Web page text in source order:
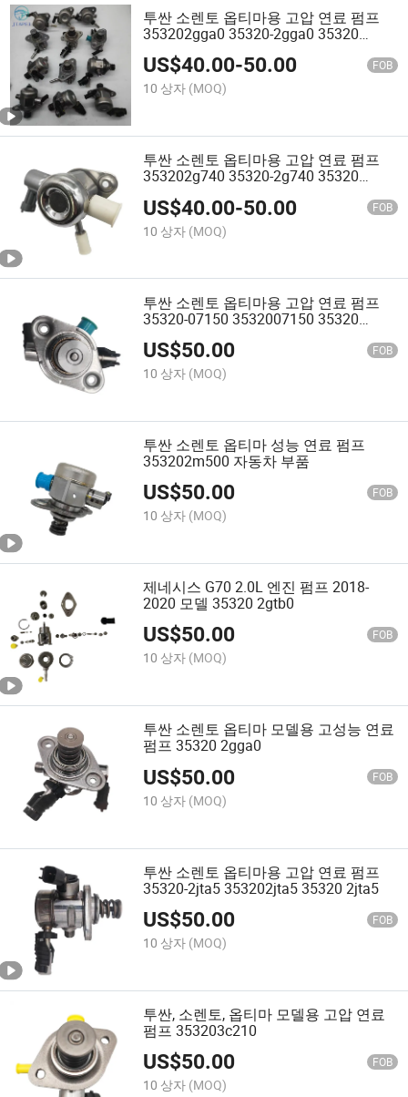
투싼 소렌토 옵티마용 고압 연료 펌프
353202gga0 35320-2gga0 35320
2gga0
US$40.00-50.00 FOB
10 상자 (MOQ)
투싼 소렌토 옵티마용 고압 연료 펌프
353202g740 35320-2g740 35320
US$40.00-50.00 FOB
10 상자 (MOQ)
투싼 소렌토 옵티마용 고압 연료 펌프
35320-07150 3532007150 35320
07150
US$50.00 FOB
10 상자 (MOQ)
투싼 소렌토 옵티마 성능 연료 펌프
353202m500 자동차 부품
US$50.00 FOB
10 상자 (MOQ)
제네시스 G70 2.0L 엔진 펌프 2018-
2020 모델 35320 2gtb0
US$50.00 FOB
10 상자 (MOQ)
투싼 소렌토 옵티마 모델용 고성능 연료
펌프 35320 2gga0
US$50.00 FOB
10 상자 (MOQ)
투싼 소렌토 옵티마용 고압 연료 펌프
35320-2jta5 353202jta5 35320 2jta5
US$50.00 FOB
10 상자 (MOQ)
투싼, 소렌토, 옵티마 모델용 고압 연료
펌프 353203c210
US$50.00 FOB
10 상자 (MOQ)